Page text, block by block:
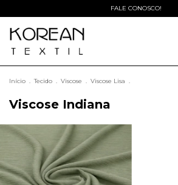
FALE CONOSCO!
Início . Tecido . Viscose . Viscose Lisa .
Viscose Indiana